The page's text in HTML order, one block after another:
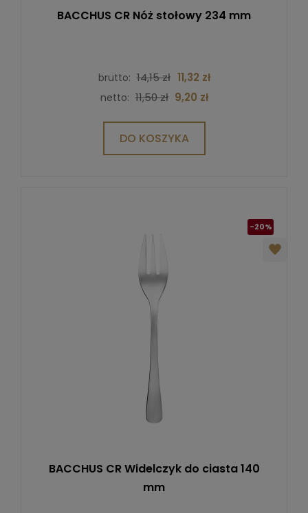
BACCHUS CR Nóż stołowy 234 mm
brutto: 14,15 zł 11,32 zł
netto: 11,50 zł 9,20 zł
DO KOSZYKA
-20%
BACCHUS CR Widelczyk do ciasta 140
mm